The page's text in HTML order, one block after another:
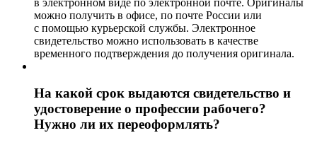
можно получить в офисе, по почте России или
с помощью курьерской службы. Электронное
свидетельство можно использовать в качестве
временного подтверждения до получения оригинала.
На какой срок выдаются свидетельство и
удостоверение о профессии рабочего?
Нужно ли их переоформлять?